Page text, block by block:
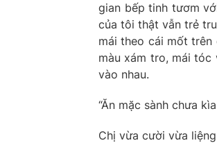
gian bếp tinh tươm
của tôi thật vẫn trẻ
mái theo cái mốt
màu xám tro, mái tóc
vào nhau.
“Ăn mặc sành chưa
Chị vừa cười vừa